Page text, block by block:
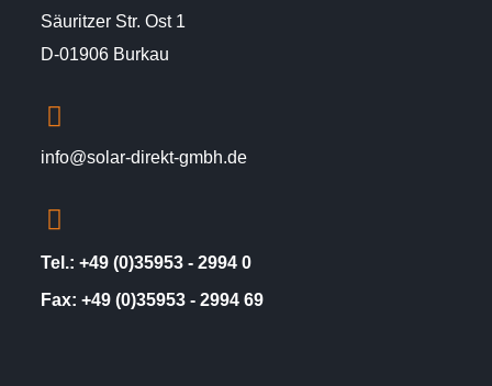
Säuritzer Str. Ost 1
D-01906 Burkau
info@solar-direkt-gmbh.de
Tel.: +49 (0)35953 - 2994 0
Fax: +49 (0)35953 - 2994 69